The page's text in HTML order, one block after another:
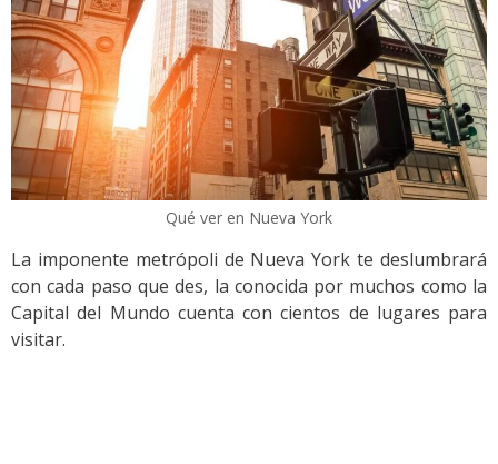
Qué ver en Nueva York
La imponente metrópoli de Nueva York te deslumbrará
con cada paso que des, la conocida por muchos como la
Capital del Mundo cuenta con cientos de lugares para
visitar.